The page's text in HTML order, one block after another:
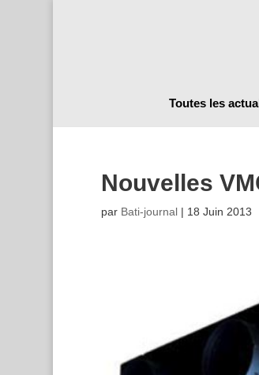
Toutes les
Nouvelles
par Bati-journal| 18 Juin 2013